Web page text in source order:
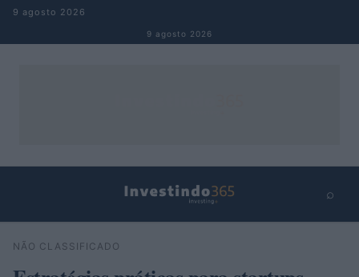
Pular para o conteúdo
9 agosto 2026
9 agosto 2026
⌕
Buscar
NÃO CLASSIFICADO